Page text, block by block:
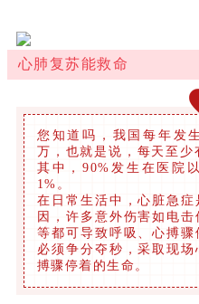
心肺复苏能救命
您知道吗，我国每年发
万，也就是说，每天至少
其中，90%发生在医院
1%。
在日常生活中，心脏急
因，许多意外伤害如电
等都可导致呼吸、心搏骤
必须争分夺秒，采取现
搏骤停着的生命。